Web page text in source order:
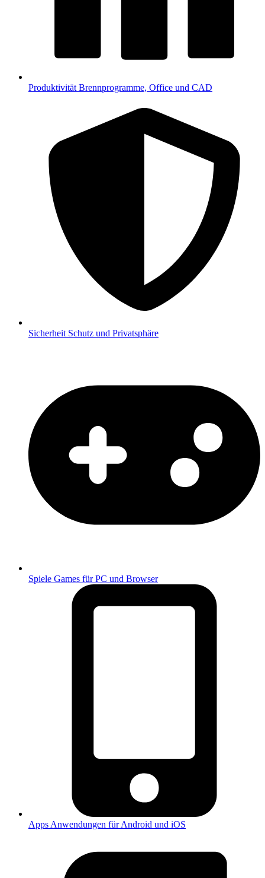
Produktivität Brennprogramme, Office und CAD
Sicherheit Schutz und Privatsphäre
Spiele Games für PC und Browser
Apps Anwendungen für Android und iOS